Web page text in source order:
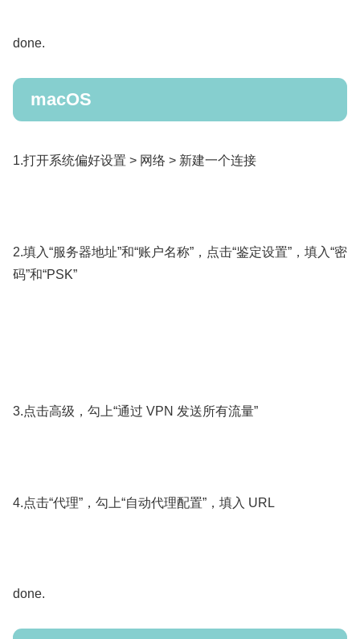
done.
macOS
1.打开系统偏好设置 > 网络 > 新建一个连接
2.填入“服务器地址”和“账户名称”，点击“鉴定设置”，填入“密
码”和“PSK”
3.点击高级，勾上“通过 VPN 发送所有流量”
4.点击“代理”，勾上“自动代理配置”，填入 URL
done.